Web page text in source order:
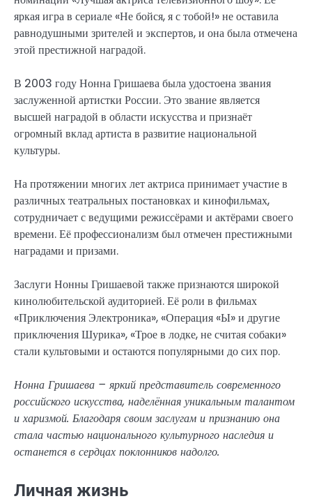
яркая игра в сериале «Не бойся, я с тобой!» не оставила
равнодушными зрителей и экспертов, и она была отмечена
этой престижной наградой.
В 2003 году Нонна Гришаева была удостоена звания
заслуженной артистки России. Это звание является
высшей наградой в области искусства и признаёт
огромный вклад артиста в развитие национальной
культуры.
На протяжении многих лет актриса принимает участие в
различных театральных постановках и кинофильмах,
сотрудничает с ведущими режиссёрами и актёрами своего
времени. Её профессионализм был отмечен престижными
наградами и призами.
Заслуги Нонны Гришаевой также признаются широкой
кинолюбительской аудиторией. Её роли в фильмах
«Приключения Электроника», «Операция «Ы» и другие
приключения Шурика», «Трое в лодке, не считая собаки»
стали культовыми и остаются популярными до сих пор.
Нонна Гришаева – яркий представитель современного
российского искусства, наделённая уникальным талантом
и харизмой. Благодаря своим заслугам и признанию она
стала частью национального культурного наследия и
останется в сердцах поклонников надолго.
Личная жизнь